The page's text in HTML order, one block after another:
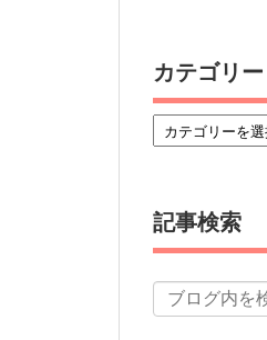
カテゴリー
記事検索